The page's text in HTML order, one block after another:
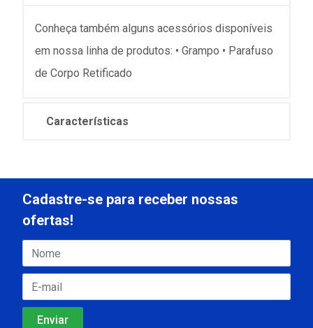
Conheça também alguns acessórios disponíveis
em nossa linha de produtos: • Grampo • Parafuso
de Corpo Retificado
Características
Cadastre-se para receber nossas
ofertas!